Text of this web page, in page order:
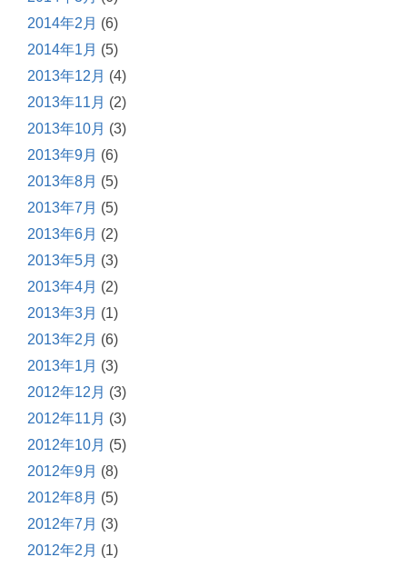
2014年2月 (6)
2014年1月 (5)
2013年12月 (4)
2013年11月 (2)
2013年10月 (3)
2013年9月 (6)
2013年8月 (5)
2013年7月 (5)
2013年6月 (2)
2013年5月 (3)
2013年4月 (2)
2013年3月 (1)
2013年2月 (6)
2013年1月 (3)
2012年12月 (3)
2012年11月 (3)
2012年10月 (5)
2012年9月 (8)
2012年8月 (5)
2012年7月 (3)
2012年2月 (1)